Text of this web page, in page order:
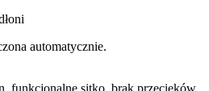
automatycznie.